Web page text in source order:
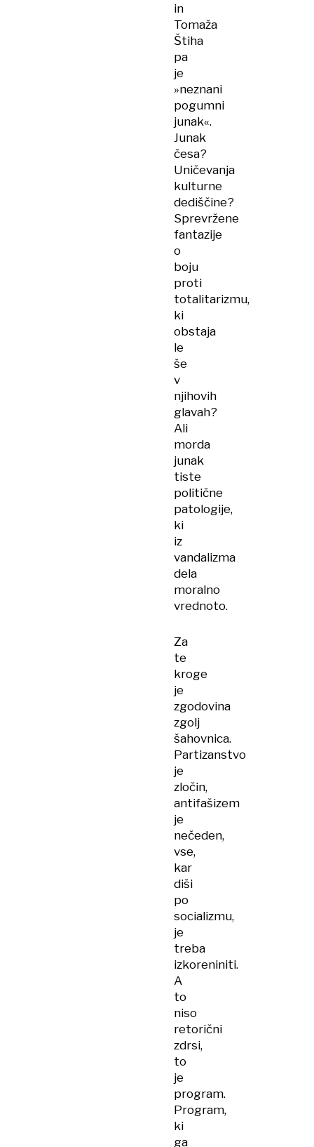
in
Tomaža
Štiha
pa
je
»neznani
pogumni
junak«.
Junak
česa?
Uničevanja
kulturne
dediščine?
Sprevržene
fantazije
o
boju
proti
totalitarizmu,
ki
obstaja
le
še
v
njihovih
glavah?
Ali
morda
junak
tiste
politične
patologije,
ki
iz
vandalizma
dela
moralno
vrednoto.
Za
te
kroge
je
zgodovina
zgolj
šahovnica.
Partizanstvo
je
zločin,
antifašizem
je
nečeden,
vse,
kar
diši
po
socializmu,
je
treba
izkoreniniti.
A
to
niso
retorični
zdrsi,
to
je
program.
Program,
ki
ga